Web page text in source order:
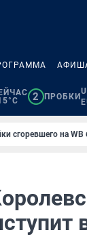
2 ПРОБКИ
сгоревшего на WB